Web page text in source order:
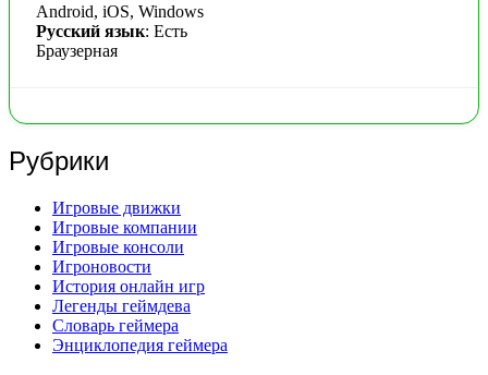
Android, iOS, Windows
Русский язык: Есть
Браузерная
Рубрики
Игровые движки
Игровые компании
Игровые консоли
Игроновости
История онлайн игр
Легенды геймдева
Словарь геймера
Энциклопедия геймера